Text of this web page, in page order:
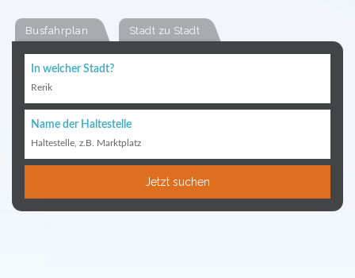
Busfahrplan Stadt zu Stadt
In welcher Stadt?
Rerik
Name der Haltestelle
Haltestelle, z.B. Marktplatz
Jetzt suchen